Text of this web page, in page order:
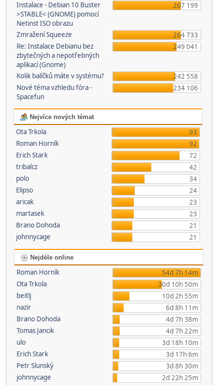
Instalace - Debian 10 Buster
>STABLE< (GNOME) pomocí
Netinst ISO obrazu
267 199
Zmražení Squeeze
264 733
Re: Instalace Debianu bez
zbytečných a nepotřebných
aplikací (Gnome)
249 041
Kolik balíčků máte v systému?
242 558
Nové téma vzhledu fóra -
Spacefun
234 106
Nejvíce nových témat
Ota Trkola
93
Roman Horník
92
Erich Stark
72
tribalcz
42
polo
34
Elipso
24
aricak
23
martasek
23
Brano Dohoda
21
johnnycage
21
Nejdéle online
Roman Horník
54d 7h 14m
Ota Trkola
30d 10h 50m
beitlj
10d 2h 55m
nazir
6d 8h 11m
Brano Dohoda
4d 7h 38m
Tomas Jancik
4d 7h 22m
ulo
3d 18h 10m
Erich Stark
3d 17h 6m
Petr Slunský
3d 8h 30m
johnnycage
2d 22h 25m